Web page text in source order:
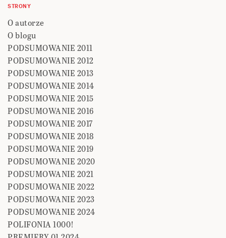
STRONY
O autorze
O blogu
PODSUMOWANIE 2011
PODSUMOWANIE 2012
PODSUMOWANIE 2013
PODSUMOWANIE 2014
PODSUMOWANIE 2015
PODSUMOWANIE 2016
PODSUMOWANIE 2017
PODSUMOWANIE 2018
PODSUMOWANIE 2019
PODSUMOWANIE 2020
PODSUMOWANIE 2021
PODSUMOWANIE 2022
PODSUMOWANIE 2023
PODSUMOWANIE 2024
POLIFONIA 1000!